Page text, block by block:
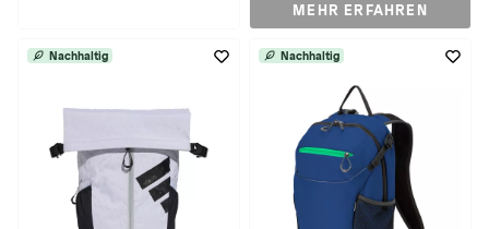
MEHR ERFAHREN
Nachhaltig Nachhaltig